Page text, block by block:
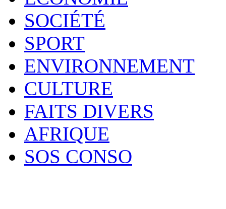
SOCIÉTÉ
SPORT
ENVIRONNEMENT
CULTURE
FAITS DIVERS
AFRIQUE
SOS CONSO